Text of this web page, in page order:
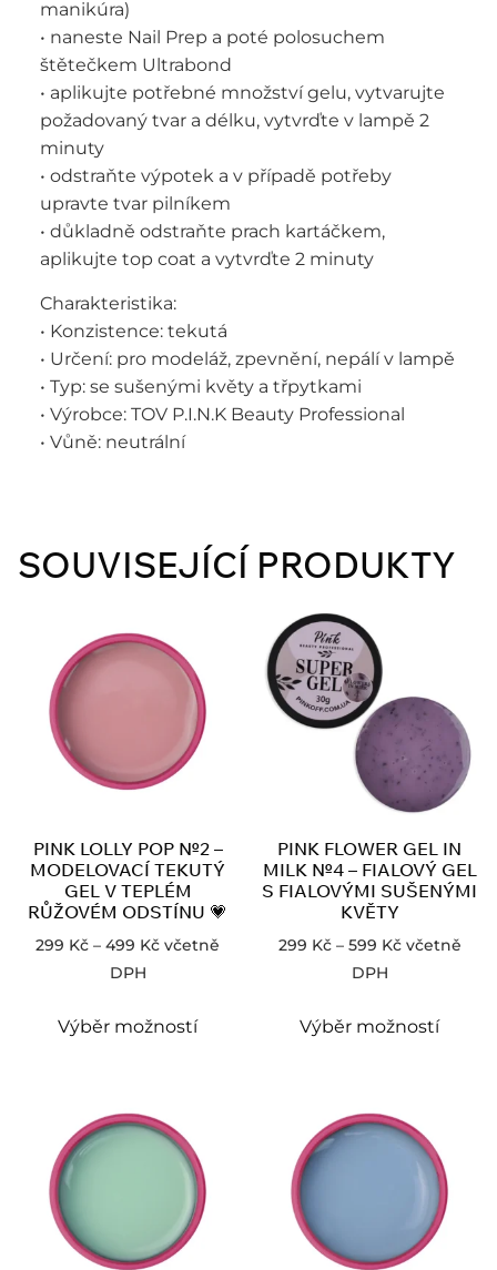
manikúra)
• naneste Nail Prep a poté polosuchem
štětečkem Ultrabond
• aplikujte potřebné množství gelu, vytvarujte
požadovaný tvar a délku, vytvrďte v lampě 2
minuty
• odstraňte výpotek a v případě potřeby
upravte tvar pilníkem
• důkladně odstraňte prach kartáčkem,
aplikujte top coat a vytvrďte 2 minuty
Charakteristika:
• Konzistence: tekutá
• Určení: pro modeláž, zpevnění, nepálí v lampě
• Typ: se sušenými květy a třpytkami
• Výrobce: TOV P.I.N.K Beauty Professional
• Vůně: neutrální
SOUVISEJÍCÍ PRODUKTY
PINK LOLLY POP №2 –
MODELOVACÍ TEKUTÝ
GEL V TEPLÉM
RŮŽOVÉM ODSTÍNU 💗
299 Kč – 499 Kč včetně
DPH
Výběr možností
PINK FLOWER GEL IN
MILK №4 – FIALOVÝ GEL
S FIALOVÝMI SUŠENÝMI
KVĚTY
299 Kč – 599 Kč včetně
DPH
Výběr možností